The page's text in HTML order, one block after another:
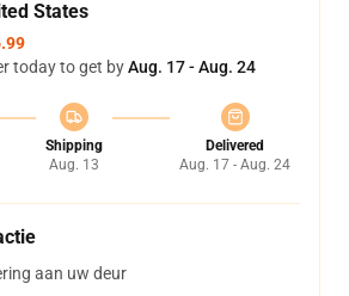
States
today to get byAug. 17 - Aug. 24
Shipping
Aug. 13
Delivered
Aug. 17 - Aug. 24
aan uw deur